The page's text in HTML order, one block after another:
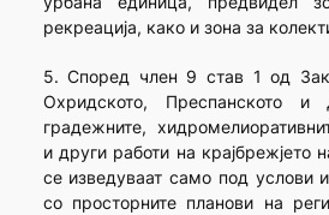
рекреација, како и зона за
5. Според член 9 став 1 од
Охридското, Преспанското и
градежните,
и други работи на крајбрежјето
се изведуваат само под услови
со просторните планови на